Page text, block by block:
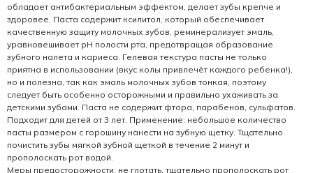
обладает антибактериальным эффектом, делает зубы крепче и
здоровее. Паста содержит ксилитол, который обеспечивает
качественную защиту молочных зубов, реминерализует эмаль,
уравновешивает рН полости рта, предотвращая образование
зубного налета и кариеса. Гелевая текстура пасты не только
приятна в использовании (вкус колы привлечёт каждого ребенка!),
но и полезна, так как эмаль молочных зубов тонкая, поэтому
следует быть особенно осторожными и правильно ухаживать за
детскими зубами. Паста не содержит фтора, парабенов, сульфатов.
Подходит для детей от 3 лет. Применение: небольшое количество
пасты размером с горошину нанести на зубную щетку. Тщательно
почистить зубы мягкой зубной щеткой в течение 2 минут и
прополоскать рот водой.
Меры предосторожности: не глотать, тщательно прополоскать рот